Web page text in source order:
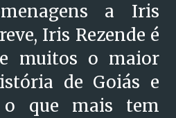
a Iris
Iris Rezende é
muitos o maior
de Goiás e
o que mais tem